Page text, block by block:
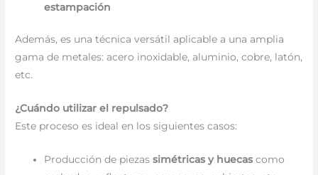
estampación
Además, es una técnica versátil aplicable a una amplia
gama de metales: acero inoxidable, aluminio, cobre, latón,
etc.
¿Cuándo utilizar el repulsado?
Este proceso es ideal en los siguientes casos:
Producción de piezassimétricas y huecas como